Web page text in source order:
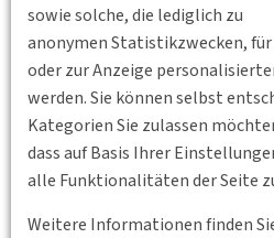
sowie solche, die lediglich zu
anonymen Statistikzwecken,
oder zur Anzeige
werden. Sie können selbst
Kategorien Sie zulassen
dass auf Basis Ihrer
alle Funktionalitäten der Seite
Weitere Informationen finden
„Dieksand“
Im Mittelpunkt unserer
steht die Ölförderung an der
Rahmen einer Busexkursion
Förderstation „Dieksand“ in…